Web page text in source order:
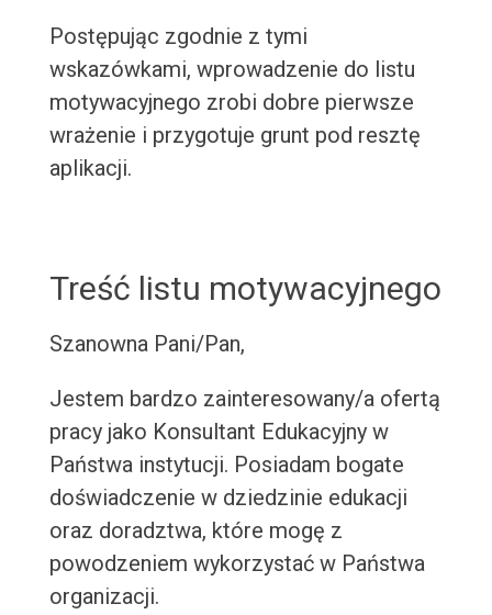
Postępując zgodnie z tymi
wskazówkami, wprowadzenie do listu
motywacyjnego zrobi dobre pierwsze
wrażenie i przygotuje grunt pod resztę
aplikacji.
Treść listu motywacyjnego
Szanowna Pani/Pan,
Jestem bardzo zainteresowany/a ofertą
pracy jako Konsultant Edukacyjny w
Państwa instytucji. Posiadam bogate
doświadczenie w dziedzinie edukacji
oraz doradztwa, które mogę z
powodzeniem wykorzystać w Państwa
organizacji.